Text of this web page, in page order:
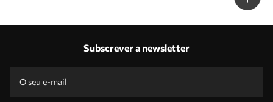
Subscrever a newsletter